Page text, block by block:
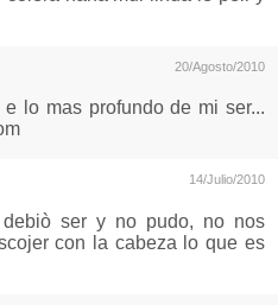
20/Agosto/2010
lo mas profundo de mi ser...
14/Julio/2010
ser y no pudo, no nos
con la cabeza lo que es